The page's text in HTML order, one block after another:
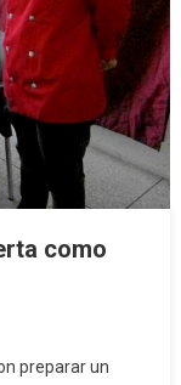
como
preparar un